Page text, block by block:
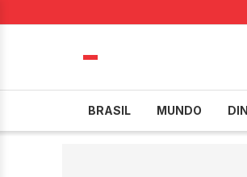
BRASIL MUNDO